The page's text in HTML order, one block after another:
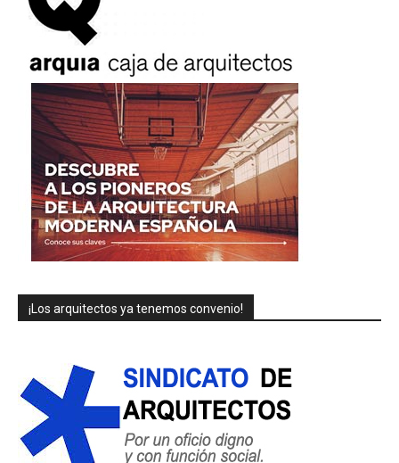
¡Los arquitectos ya tenemos convenio!